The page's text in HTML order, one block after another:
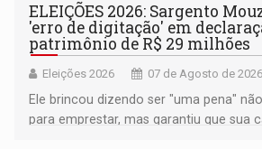
ELEIÇÕES 2026: Sargento
'erro de digitação' em
patrimônio de R$ 29 milhões
Eleições 2026 07 de Agosto de
Ele brincou dizendo ser "uma pena"
para emprestar, mas garantiu que sua